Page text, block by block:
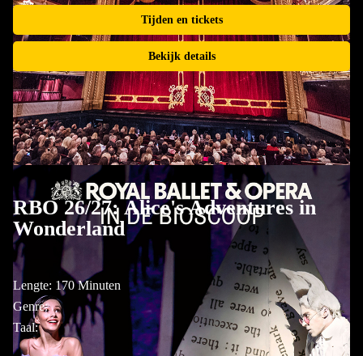
Tijden en tickets
Bekijk details
RBO 26/27: Alice's Adventures in
Wonderland
Lengte: 170 Minuten
Genre:
Taal: